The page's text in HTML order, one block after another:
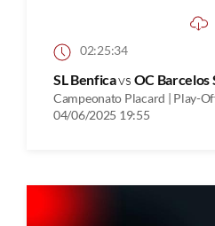
02:25:34
SL Benficavs OC Barcelos
Campeonato Placard | Play-
04/06/2025 19:55